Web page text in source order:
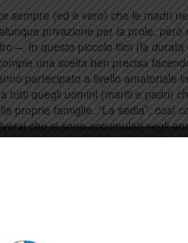
sempre (ed è vero) che le madri
privazione per la prole,
–. In questo piccolo film (la
una scelta ben precisa
partecipato a livello amatoriale
tutti quegli uomini (mariti e padri)
proprie famiglie. “La sedia”, così
che si sono accumulati negli
alle stampe”.
con il patrocinio del Comune di